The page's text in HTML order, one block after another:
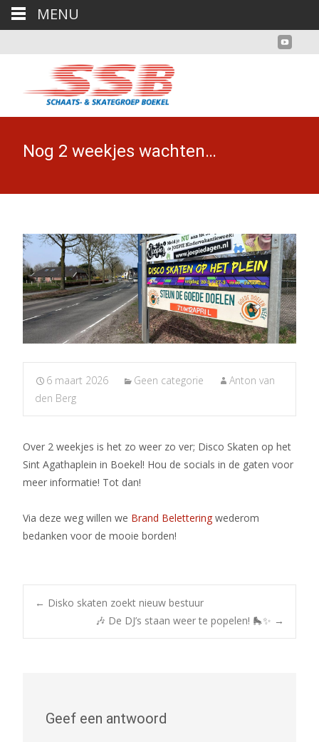
Nog 2 weekjes wachten…
6 maart 2026 Geen categorie
Anton van
den Berg
Over 2 weekjes is het zo weer zo ver; Disco Skaten op het
Sint Agathaplein in Boekel! Hou de socials in de gaten voor
meer informatie! Tot dan!
Via deze weg willen we Brand Belettering wederom
bedanken voor de mooie borden!
Post
← Disko skaten zoekt nieuw bestuur
🎶 De DJ’s staan weer te popelen! 🛼✨ →
Geef een antwoord
MENU